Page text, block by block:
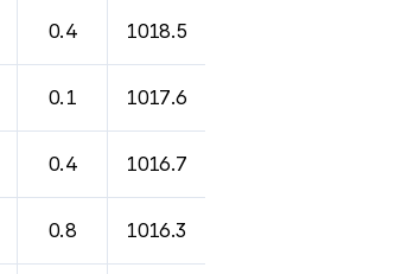
0.4 1018.5
0.1 1017.6
0.4 1016.7
0.8 1016.3